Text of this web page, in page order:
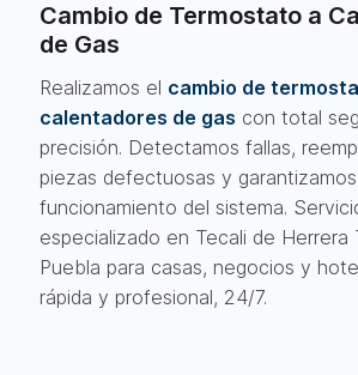
Cambio de Termostato a
de Gas
Realizamos el cambio de
calentadores de gas con total
precisión. Detectamos fallas,
piezas defectuosas y
funcionamiento del sistema.
especializado en Tecali de Herrera
Puebla para casas, negocios y
rápida y profesional, 24/7.